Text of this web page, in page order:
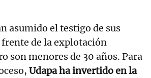
asumido el testigo de sus
de la explotación
son menores de 30 años. Para
Udapa ha invertido en la